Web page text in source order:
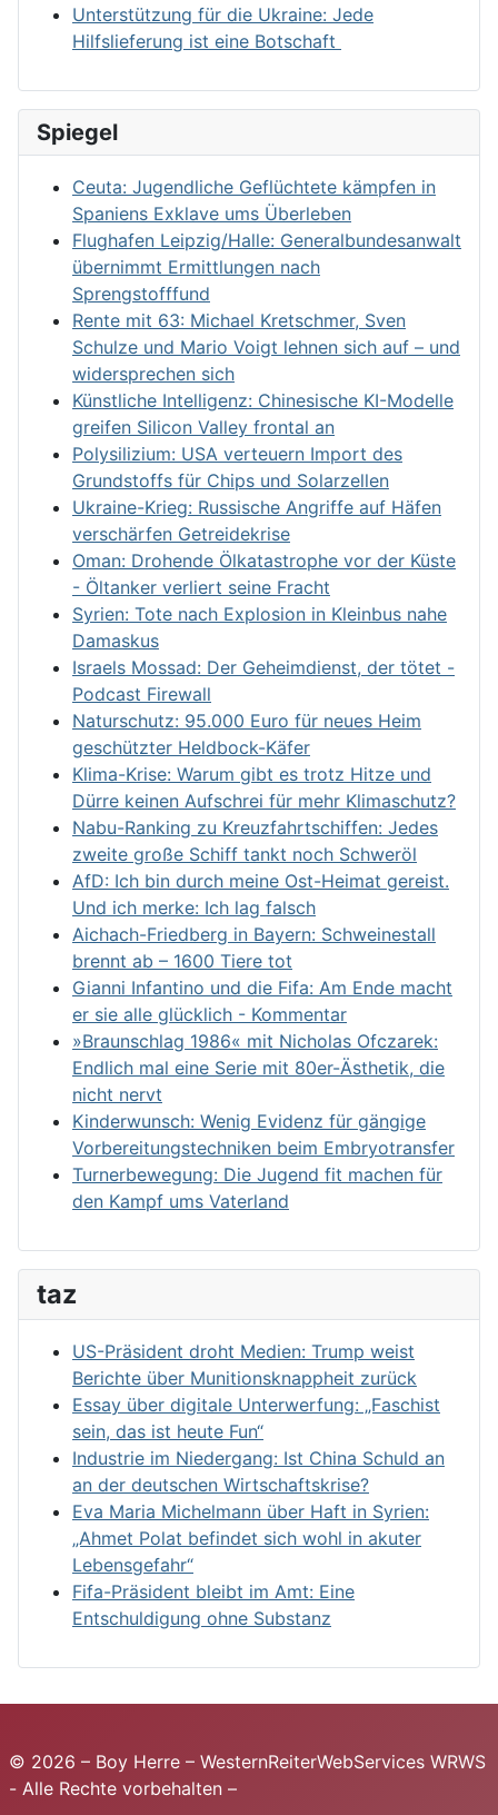
Unterstützung für die Ukraine: Jede
Hilfslieferung ist eine Botschaft
Spiegel
Ceuta: Jugendliche Geflüchtete kämpfen in
Spaniens Exklave ums Überleben
Flughafen Leipzig/Halle: Generalbundesanwalt
übernimmt Ermittlungen nach
Sprengstofffund
Rente mit 63: Michael Kretschmer, Sven
Schulze und Mario Voigt lehnen sich auf – und
widersprechen sich
Künstliche Intelligenz: Chinesische KI-Modelle
greifen Silicon Valley frontal an
Polysilizium: USA verteuern Import des
Grundstoffs für Chips und Solarzellen
Ukraine-Krieg: Russische Angriffe auf Häfen
verschärfen Getreidekrise
Oman: Drohende Ölkatastrophe vor der Küste
- Öltanker verliert seine Fracht
Syrien: Tote nach Explosion in Kleinbus nahe
Damaskus
Israels Mossad: Der Geheimdienst, der tötet -
Podcast Firewall
Naturschutz: 95.000 Euro für neues Heim
geschützter Heldbock-Käfer
Klima-Krise: Warum gibt es trotz Hitze und
Dürre keinen Aufschrei für mehr Klimaschutz?
Nabu-Ranking zu Kreuzfahrtschiffen: Jedes
zweite große Schiff tankt noch Schweröl
AfD: Ich bin durch meine Ost-Heimat gereist.
Und ich merke: Ich lag falsch
Aichach-Friedberg in Bayern: Schweinestall
brennt ab – 1600 Tiere tot
Gianni Infantino und die Fifa: Am Ende macht
er sie alle glücklich - Kommentar
»Braunschlag 1986« mit Nicholas Ofczarek:
Endlich mal eine Serie mit 80er-Ästhetik, die
nicht nervt
Kinderwunsch: Wenig Evidenz für gängige
Vorbereitungstechniken beim Embryotransfer
Turnerbewegung: Die Jugend fit machen für
den Kampf ums Vaterland
taz
US-Präsident droht Medien: Trump weist
Berichte über Munitionsknappheit zurück
Essay über digitale Unterwerfung: „Faschist
sein, das ist heute Fun“
Industrie im Niedergang: Ist China Schuld an
an der deutschen Wirtschaftskrise?
Eva Maria Michelmann über Haft in Syrien:
„Ahmet Polat befindet sich wohl in akuter
Lebensgefahr“
Fifa-Präsident bleibt im Amt: Eine
Entschuldigung ohne Substanz
© 2026 – Boy Herre – WesternReiterWebServices WRWS
- Alle Rechte vorbehalten –